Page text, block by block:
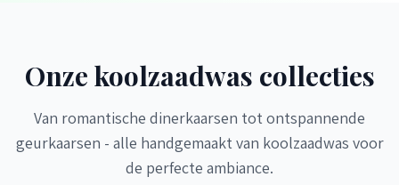
Onze koolzaadwas collecties
Van romantische dinerkaarsen tot ontspannende
geurkaarsen - alle handgemaakt van koolzaadwas voor
de perfecte ambiance.